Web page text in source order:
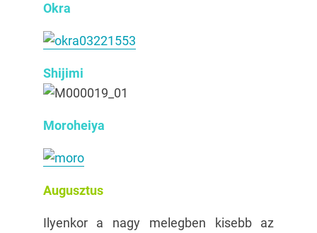
Okra
Shijimi
Moroheiya
Augusztus
Ilyenkor a nagy melegben kisebb az